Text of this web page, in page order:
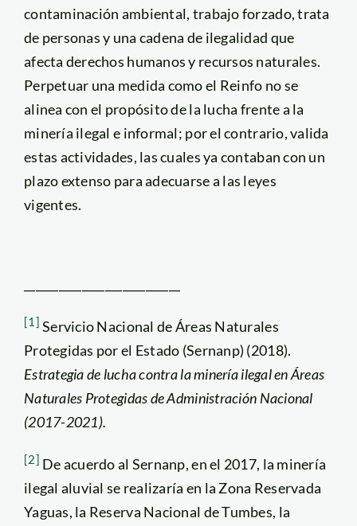
contaminación ambiental, trabajo forzado, trata
de personas y una cadena de ilegalidad que
afecta derechos humanos y recursos naturales.
Perpetuar una medida como el Reinfo no se
alinea con el propósito de la lucha frente a la
minería ilegal e informal; por el contrario, valida
estas actividades, las cuales ya contaban con un
plazo extenso para adecuarse a las leyes
vigentes.
[1] Servicio Nacional de Áreas Naturales
Protegidas por el Estado (Sernanp) (2018).
Estrategia de lucha contra la minería ilegal en Áreas
Naturales Protegidas de Administración Nacional
(2017-2021).
[2] De acuerdo al Sernanp, en el 2017, la minería
ilegal aluvial se realizaría en la Zona Reservada
Yaguas, la Reserva Nacional de Tumbes, la